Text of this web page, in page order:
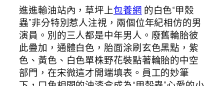
進進輸油站內，草坪上包養網 的白色“甲殼
蟲”非分特別惹人注視，兩個位年紀相仿的男
演員。別的三人都是中年男人。廢舊輪胎彼
此疊加，通體白色，胎面涂刷玄色黑點，紫
色、黃色、白色單株野花裝點著輪胎的中空
部門，在宋微這才開端填表。員工的妙筆